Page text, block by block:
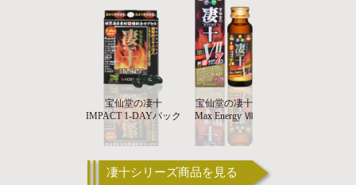
宝仙堂の凄十
IMPACT 1-DAYパック
宝仙堂の凄十
Max Energy Ⅶ
凄十シリーズ商品を見る